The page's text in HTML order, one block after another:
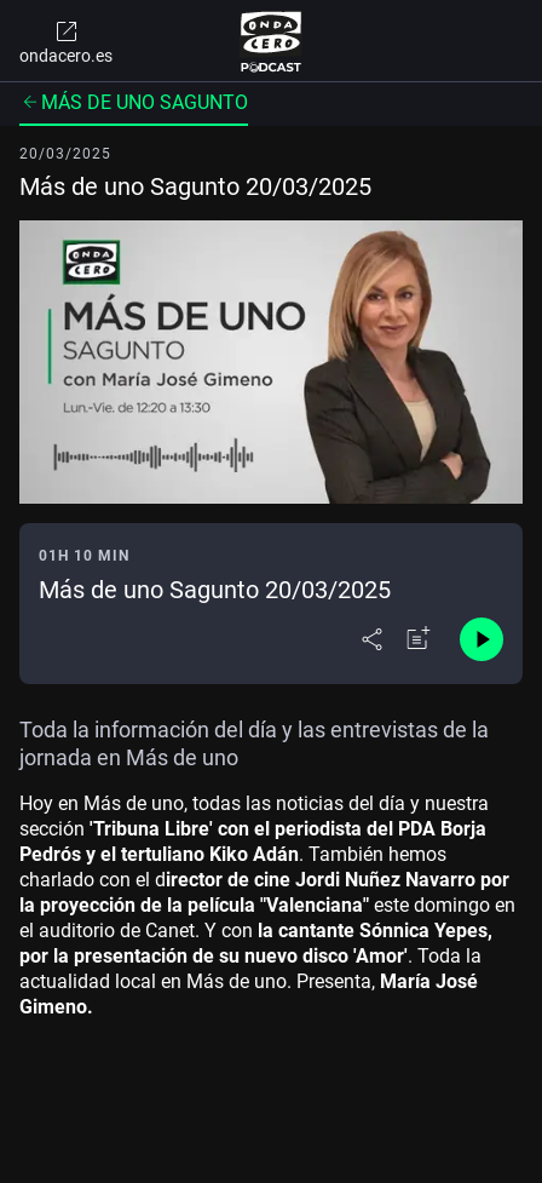
ondacero.es
MÁS DE UNO SAGUNTO
20/03/2025
Más de uno Sagunto 20/03/2025
01H 10 MIN
Más de uno Sagunto 20/03/2025
Toda la información del día y las entrevistas de la
jornada en Más de uno
Hoy en Más de uno, todas las noticias del día y nuestra
sección 'Tribuna Libre' con el periodista del PDA Borja
Pedrós y el tertuliano Kiko Adán. También hemos
charlado con el director de cine Jordi Nuñez Navarro por
la proyección de la película "Valenciana" este domingo en
el auditorio de Canet. Y con la cantante Sónnica Yepes,
por la presentación de su nuevo disco 'Amor'. Toda la
actualidad local en Más de uno. Presenta, María José
Gimeno.